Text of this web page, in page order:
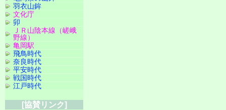
羽衣山鉾
文化庁
卯
ＪＲ山陰本線（嵯峨
野線）
亀岡駅
飛鳥時代
奈良時代
平安時代
戦国時代
江戸時代
[協賛リンク]